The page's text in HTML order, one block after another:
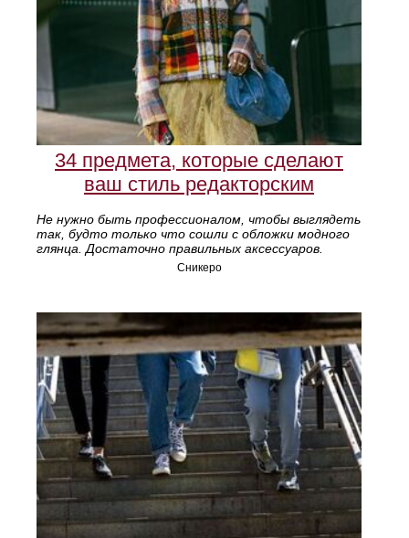
34 предмета, которые сделают
ваш стиль редакторским
Не нужно быть профессионалом, чтобы выглядеть
так, будто только что сошли с обложки модного
глянца. Достаточно правильных аксессуаров.
Сникеро